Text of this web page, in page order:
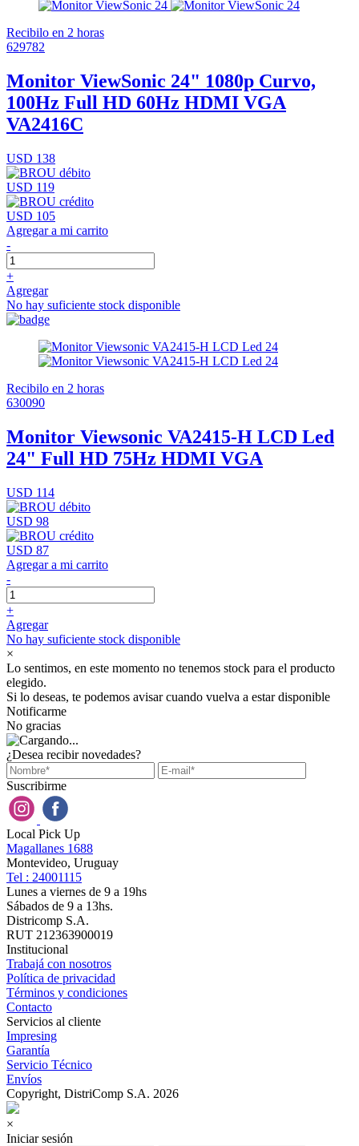
Recibilo en 2 horas
629782
Monitor ViewSonic 24" 1080p Curvo,
100Hz Full HD 60Hz HDMI VGA
VA2416C
USD 138
USD 119
USD 105
Agregar a mi carrito
-
+
Agregar
No hay suficiente stock disponible
Recibilo en 2 horas
630090
Monitor Viewsonic VA2415-H LCD Led
24" Full HD 75Hz HDMI VGA
USD 114
USD 98
USD 87
Agregar a mi carrito
-
+
Agregar
No hay suficiente stock disponible
×
Lo sentimos, en este momento no tenemos stock para el producto
elegido.
Si lo deseas, te podemos avisar cuando vuelva a estar disponible
Notificarme
No gracias
¿Desea recibir novedades?
Suscribirme
Local Pick Up
Magallanes 1688
Montevideo, Uruguay
Tel : 24001115
Lunes a viernes de 9 a 19hs
Sábados de 9 a 13hs.
Districomp S.A.
RUT 212363900019
Institucional
Trabajá con nosotros
Política de privacidad
Términos y condiciones
Contacto
Servicios al cliente
Impresing
Garantía
Servicio Técnico
Envíos
Copyright, DistriComp S.A. 2026
×
Iniciar sesión